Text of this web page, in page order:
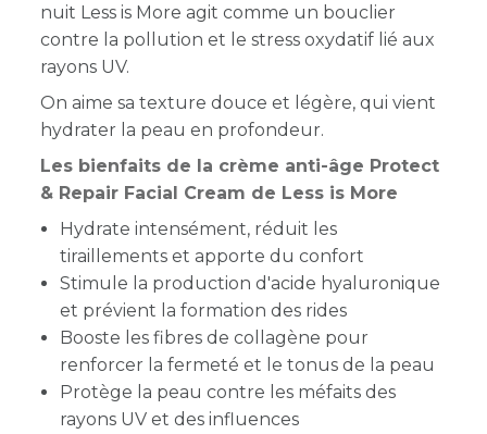
nuit Less is More agit comme un bouclier
contre la pollution et le stress oxydatif lié aux
rayons UV.
On aime sa texture douce et légère, qui vient
hydrater la peau en profondeur.
Les bienfaits de la crème anti-âge Protect
& Repair Facial Cream de Less is More
Hydrate intensément, réduit les
tiraillements et apporte du confort
Stimule la production d'acide hyaluronique
et prévient la formation des rides
Booste les fibres de collagène pour
renforcer la fermeté et le tonus de la peau
Protège la peau contre les méfaits des
rayons UV et des influences